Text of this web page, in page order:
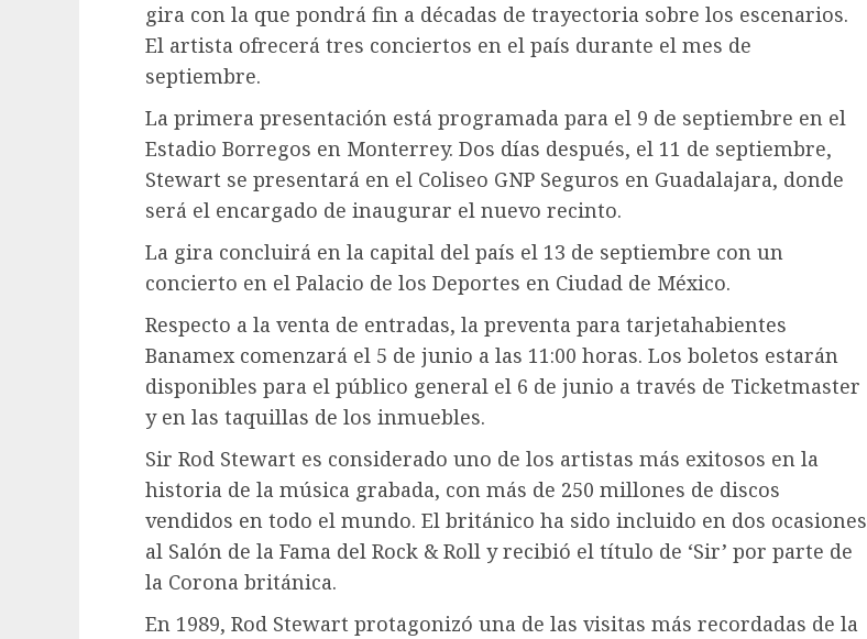
gira con la que pondrá fin a décadas de trayectoria sobre los escenarios.
El artista ofrecerá tres conciertos en el país durante el mes de
septiembre.
La primera presentación está programada para el 9 de septiembre en el
Estadio Borregos en Monterrey. Dos días después, el 11 de septiembre,
Stewart se presentará en el Coliseo GNP Seguros en Guadalajara, donde
será el encargado de inaugurar el nuevo recinto.
La gira concluirá en la capital del país el 13 de septiembre con un
concierto en el Palacio de los Deportes en Ciudad de México.
Respecto a la venta de entradas, la preventa para tarjetahabientes
Banamex comenzará el 5 de junio a las 11:00 horas. Los boletos estarán
disponibles para el público general el 6 de junio a través de Ticketmaster
y en las taquillas de los inmuebles.
Sir Rod Stewart es considerado uno de los artistas más exitosos en la
historia de la música grabada, con más de 250 millones de discos
vendidos en todo el mundo. El británico ha sido incluido en dos ocasiones
al Salón de la Fama del Rock & Roll y recibió el título de ‘Sir’ por parte de
la Corona británica.
En 1989, Rod Stewart protagonizó una de las visitas más recordadas de la